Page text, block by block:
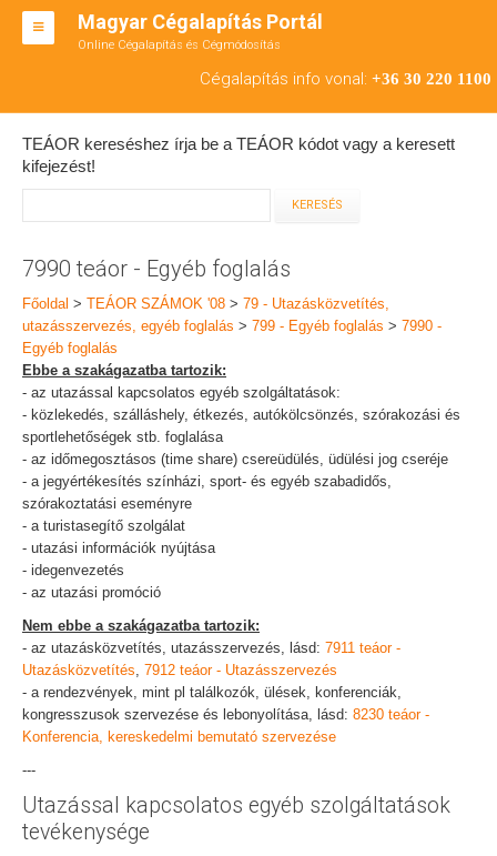
Magyar Cégalapítás Portál
Online Cégalapítás és Cégmódosítás
Cégalapítás info vonal: +36 30 220 1100
BT ALAPÍTÁS
RT ALAPÍTÁS
TEÁOR SZÁMOK '08
ENGEDÉLYKÖTELES
KAPCSOLAT
IRODÁK
TEÁOR kereséshez írja be a TEÁOR kódot vagy a keresett
kifejezést!
7990 teáor - Egyéb foglalás
Főoldal > TEÁOR SZÁMOK '08 > 79 - Utazásközvetítés,
utazásszervezés, egyéb foglalás > 799 - Egyéb foglalás > 7990 -
Egyéb foglalás
Ebbe a szakágazatba tartozik:
- az utazással kapcsolatos egyéb szolgáltatások:
- közlekedés, szálláshely, étkezés, autókölcsönzés, szórakozási és
sportlehetőségek stb. foglalása
- az időmegosztásos (time share) csereüdülés, üdülési jog cseréje
- a jegyértékesítés színházi, sport- és egyéb szabadidős,
szórakoztatási eseményre
- a turistasegítő szolgálat
- utazási információk nyújtása
- idegenvezetés
- az utazási promóció
Nem ebbe a szakágazatba tartozik:
- az utazásközvetítés, utazásszervezés, lásd: 7911 teáor -
Utazásközvetítés, 7912 teáor - Utazásszervezés
- a rendezvények, mint pl találkozók, ülések, konferenciák,
kongresszusok szervezése és lebonyolítása, lásd: 8230 teáor -
Konferencia, kereskedelmi bemutató szervezése
---
Utazással kapcsolatos egyéb szolgáltatások
tevékenysége